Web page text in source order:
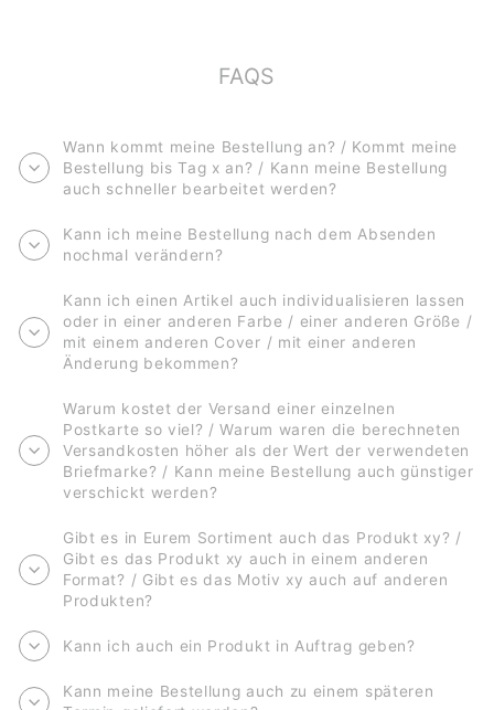
FAQS
Wann kommt meine Bestellung an? / Kommt meine
Bestellung bis Tag x an? / Kann meine Bestellung
auch schneller bearbeitet werden?
Kann ich meine Bestellung nach dem Absenden
nochmal verändern?
Kann ich einen Artikel auch individualisieren lassen
oder in einer anderen Farbe / einer anderen Größe /
mit einem anderen Cover / mit einer anderen
Änderung bekommen?
Warum kostet der Versand einer einzelnen
Postkarte so viel? / Warum waren die berechneten
Versandkosten höher als der Wert der verwendeten
Briefmarke? / Kann meine Bestellung auch günstiger
verschickt werden?
Gibt es in Eurem Sortiment auch das Produkt xy? /
Gibt es das Produkt xy auch in einem anderen
Format? / Gibt es das Motiv xy auch auf anderen
Produkten?
Kann ich auch ein Produkt in Auftrag geben?
Kann meine Bestellung auch zu einem späteren